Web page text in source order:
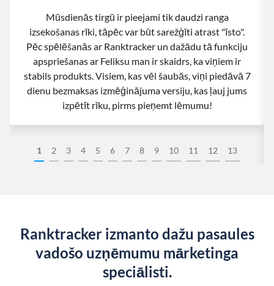
1 2 3 4 5 6 7 8 9 10 11 12 13
Mūsdienās tirgū ir pieejami tik daudzi ranga
izsekošanas rīki, tāpēc var būt sarežģīti atrast "īsto".
Pēc spēlēšanās ar Ranktracker un dažādu tā funkciju
apspriešanas ar Feliksu man ir skaidrs, ka viņiem ir
stabils produkts. Visiem, kas vēl šaubās, viņi piedāvā 7
dienu bezmaksas izmēģinājuma versiju, kas ļauj jums
izpētīt rīku, pirms pieņemt lēmumu!
Ranktracker izmanto dažu pasaules
vadošo uzņēmumu mārketinga
speciālisti.